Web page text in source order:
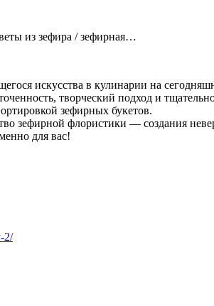
искусства в кулинарии на
творческий подход и
зефирных букетов.
зефирной флористики — создания
для вас!
2/